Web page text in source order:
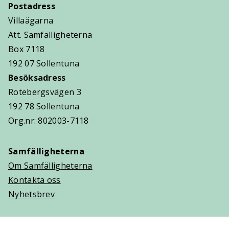
Postadress
Villaägarna
Att. Samfälligheterna
Box 7118
192 07 Sollentuna
Besöksadress
Rotebergsvägen 3
192 78 Sollentuna
Org.nr: 802003-7118
Samfälligheterna
Om Samfälligheterna
Kontakta oss
Nyhetsbrev